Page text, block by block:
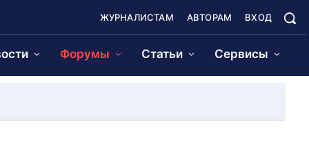
ЖУРНАЛИСТАМ АВТОРАМ ВХОД
Форумы Статьи Сервисы